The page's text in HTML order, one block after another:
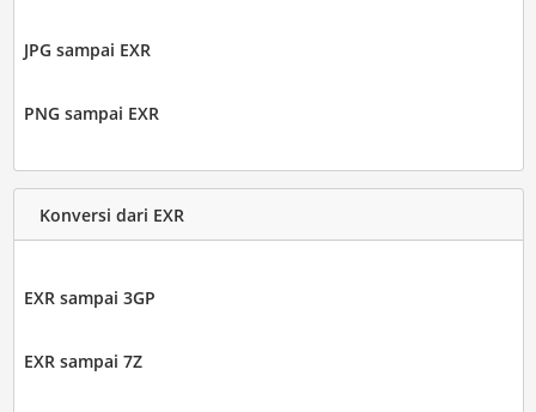
JPG sampai EXR
PNG sampai EXR
Konversi dari EXR
EXR sampai 3GP
EXR sampai 7Z